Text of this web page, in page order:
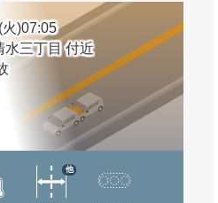
)07:05
水三丁目 付近
他